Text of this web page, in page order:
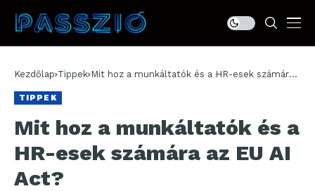
Kezdőlap Tippek Mit hoz a munkáltatók és a HR-esek számára
TIPPEK
Mit hoz a munkáltatók és a
HR-esek számára az EU AI
Act?